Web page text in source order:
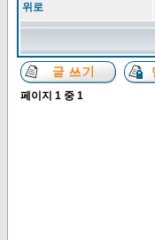
위로
페이지 1 중 1